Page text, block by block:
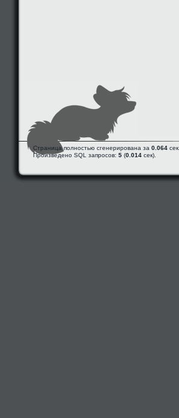
Страница полностью сгенерирована за 0.064 сек.
Произведено SQL запросов: 5 (0.014 сек).